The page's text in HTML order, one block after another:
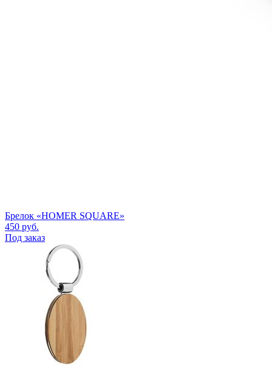
Брелок «HOMER SQUARE»
450 руб.
Под заказ